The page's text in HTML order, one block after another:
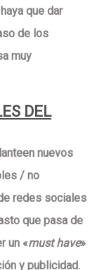
que dar
de los
muy
DEL
nuevos
/ no
redes sociales
que pasa de
un «must have»
y publicidad.